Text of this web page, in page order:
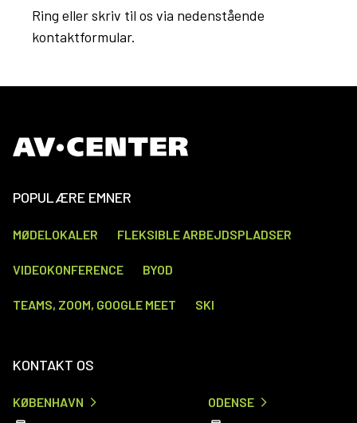
Ring eller skriv til os via nedenstående
kontaktformular.
POPULÆRE EMNER
MØDELOKALER FLEKSIBLE ARBEJDSPLADSER
VIDEOKONFERENCE BYOD
TEAMS, ZOOM, GOOGLE MEET SKI
KONTAKT OS
KØBENHAVN ODENSE